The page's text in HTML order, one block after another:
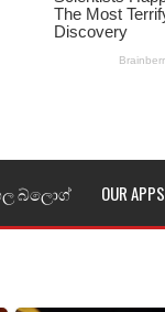
cup song lyrics
බ්ලොග් OUR APPS